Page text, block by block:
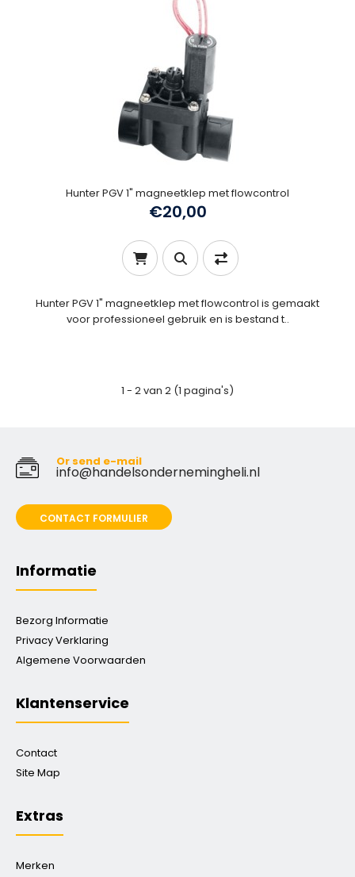
Hunter PGV 1" magneetklep met flowcontrol
€20,00
Hunter PGV 1" magneetklep met flowcontrol is gemaakt
voor professioneel gebruik en is bestand t..
1 - 2 van 2 (1 pagina's)
Or send e-mail
info@handelsondernemingheli.nl
CONTACT FORMULIER
Informatie
Bezorg Informatie
Privacy Verklaring
Algemene Voorwaarden
Klantenservice
Contact
Site Map
Extras
Merken